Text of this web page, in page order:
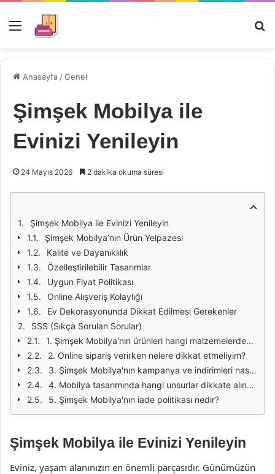
Menü
Anasayfa /Genel
Şimşek Mobilya ile
Evinizi Yenileyin
24 Mayıs 2026 2 dakika okuma süresi
Şimşek Mobilya ile Evinizi Yenileyin
Şimşek Mobilya’nın Ürün Yelpazesi
Kalite ve Dayanıklılık
Özelleştirilebilir Tasarımlar
Uygun Fiyat Politikası
Online Alışveriş Kolaylığı
Ev Dekorasyonunda Dikkat Edilmesi Gerekenler
SSS (Sıkça Sorulan Sorular)
1. Şimşek Mobilya'nın ürünleri hangi malzemelerden üretilmektedir?
2. Online sipariş verirken nelere dikkat etmeliyim?
3. Şimşek Mobilya'nın kampanya ve indirimleri nasıl takip edilir?
4. Mobilya tasarımında hangi unsurlar dikkate alınmalıdır?
5. Şimşek Mobilya'nın iade politikası nedir?
Şimşek Mobilya ile Evinizi Yenileyin
Eviniz, yaşam alanınızın en önemli parçasıdır. Günümüzün